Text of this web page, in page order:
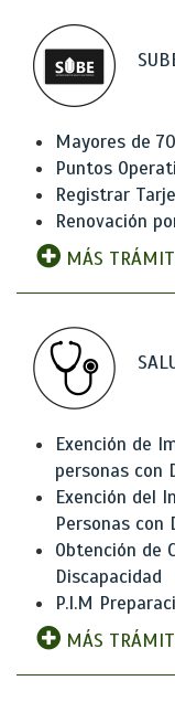
Mayores de
Puntos
Registrar
Renovación
MÁS
Exención de
personas con
Exención del
Personas con
Obtención de
Discapacidad
P.I.M
MÁS